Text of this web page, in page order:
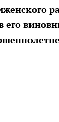
его